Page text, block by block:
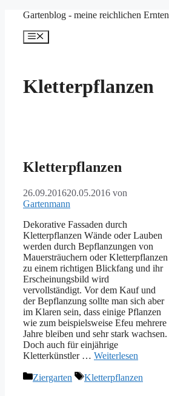
springen
Gartenblog - meine reichlichen Ernten
Menü
Kletterpflanzen
Kletterpflanzen
26.09.201620.05.2016 von
Gartenmann
Dekorative Fassaden durch
Kletterpflanzen Wände oder Lauben
werden durch Bepflanzungen von
Mauersträuchern oder Kletterpflanzen
zu einem richtigen Blickfang und ihr
Erscheinungsbild wird
vervollständigt. Vor dem Kauf und
der Bepflanzung sollte man sich aber
im Klaren sein, dass einige Pflanzen
wie zum beispielsweise Efeu mehrere
Jahre bleiben und sehr stark wachsen.
Doch auch für einjährige
Kletterkünstler … Weiterlesen
Kategorien
Ziergarten Schlagwörter
Kletterpflanzen